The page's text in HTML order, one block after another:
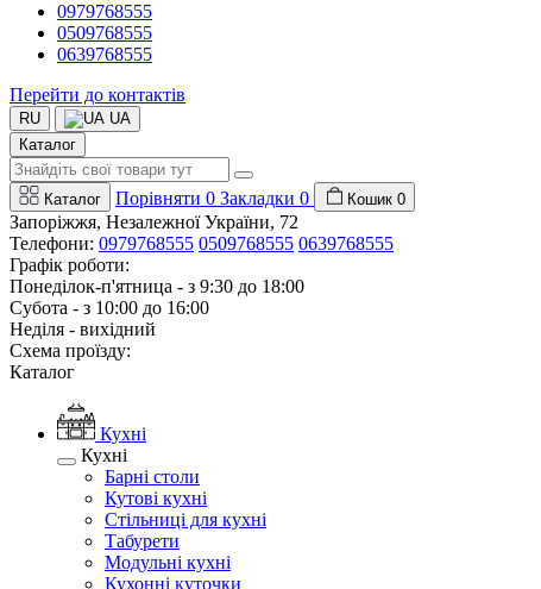
0979768555
0509768555
0639768555
Перейти до контактів
RU
UA
Каталог
Каталог Порівняти 0 Закладки 0 Кошик 0
Запоріжжя, Незалежної України, 72
Телефони: 0979768555 0509768555 0639768555
Графік роботи:
Понеділок-п'ятница - з 9:30 до 18:00
Субота - з 10:00 до 16:00
Неділя - вихідний
Схема проїзду:
Каталог
Кухні
Кухні
Барні столи
Кутові кухні
Стільниці для кухні
Табурети
Модульні кухні
Кухонні куточки